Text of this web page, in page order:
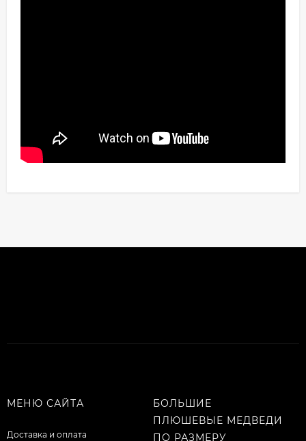
МЕНЮ САЙТА
Доставка и оплата
БОЛЬШИЕ
ПЛЮШЕВЫЕ МЕДВЕДИ
ПО РАЗМЕРУ